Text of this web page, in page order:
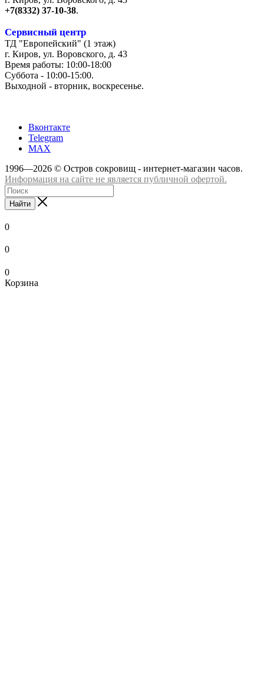
+7(8332) 37-10-38.
Сервисный центр
ТД "Европейский" (1 этаж)
г. Киров, ул. Воровского, д. 43
Время работы: 10:00-18:00
Суббота - 10:00-15:00.
Выходной - вторник, воскресенье.
Вконтакте
Telegram
MAX
1996—2026 © Остров сокровищ - интернет-магазин часов.
Информация на сайте не является публичной офертой.
Найти
0
0
0
Корзина